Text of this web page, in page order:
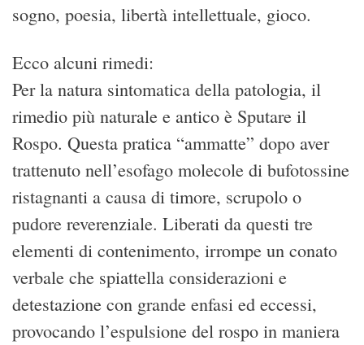
sogno, poesia, libertà intellettuale, gioco.
Ecco alcuni rimedi:
Per la natura sintomatica della patologia, il
rimedio più naturale e antico è Sputare il
Rospo. Questa pratica “ammatte” dopo aver
trattenuto nell’esofago molecole di bufotossine
ristagnanti a causa di timore, scrupolo o
pudore reverenziale. Liberati da questi tre
elementi di contenimento, irrompe un conato
verbale che spiattella considerazioni e
detestazione con grande enfasi ed eccessi,
provocando l’espulsione del rospo in maniera